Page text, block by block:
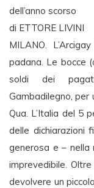
dell’anno scorso
di ETTORE LIVINI
MILANO.
padana. Le bocce
soldi dei
Gambadilegno, per
Qua. L’Italia del 5
delle dichiarazioni
generosa e – nella
imprevedibile.
devolvere un